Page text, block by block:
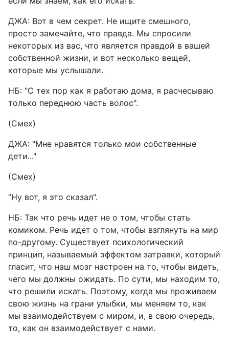
ДЖА: Вот в чем секрет. Не ищите смешного,
просто замечайте, что правда. Мы спросили
некоторых из вас, что является правдой в вашей
собственной жизни, и вот несколько вещей,
которые мы услышали.
НБ: "С тех пор как я работаю дома, я расчесываю
только переднюю часть волос".
(Смех)
ДЖА: "Мне нравятся только мои собственные
дети..."
(Смех)
“Ну вот, я это сказал".
НБ: Так что речь идет не о том, чтобы стать
комиком. Речь идет о том, чтобы взглянуть на мир
по-другому. Существует психологический
принцип, называемый эффектом затравки, который
гласит, что наш мозг настроен на то, чтобы видеть,
чего мы должны ожидать. По сути, мы находим то,
что решили искать. Поэтому, когда мы проживаем
свою жизнь на грани улыбки, мы меняем то, как
мы взаимодействуем с миром, и, в свою очередь,
то, как он взаимодействует с нами.